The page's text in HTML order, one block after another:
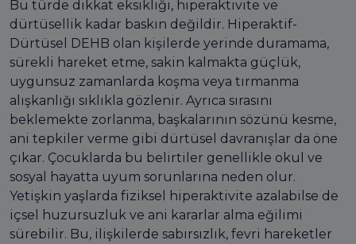
Bu türde dikkat eksikliği, hiperaktivite ve
dürtüsellik kadar baskın değildir. Hiperaktif-
Dürtüsel DEHB olan kişilerde yerinde duramama,
sürekli hareket etme, sakin kalmakta güçlük,
uygunsuz zamanlarda koşma veya tırmanma
alışkanlığı sıklıkla gözlenir. Ayrıca sırasını
beklemekte zorlanma, başkalarının sözünü kesme,
ani tepkiler verme gibi dürtüsel davranışlar da öne
çıkar. Çocuklarda bu belirtiler genellikle okul ve
sosyal hayatta uyum sorunlarına neden olur.
Yetişkin yaşlarda fiziksel hiperaktivite azalabilse de
içsel huzursuzluk ve ani kararlar alma eğilimi
sürebilir. Bu, ilişkilerde sabırsızlık, fevri hareketler